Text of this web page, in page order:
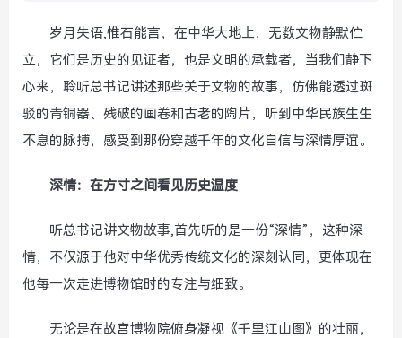
岁月失语,惟石能言，在中华大地上，无数文物静默伫
立，它们是历史的见证者，也是文明的承载者，当我们静下
心来，聆听总书记讲述那些关于文物的故事，仿佛能透过斑
驳的青铜器、残破的画卷和古老的陶片，听到中华民族生生
不息的脉搏，感受到那份穿越千年的文化自信与深情厚谊。
深情：在方寸之间看见历史温度
听总书记讲文物故事,首先听的是一份“深情”，这种深
情，不仅源于他对中华优秀传统文化的深刻认同，更体现在
他每一次走进博物馆时的专注与细致。
无论是在故宫博物院俯身凝视《千里江山图》的壮丽，